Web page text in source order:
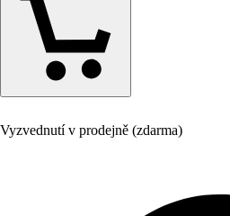
Vyzvednutí v prodejně (zdarma)